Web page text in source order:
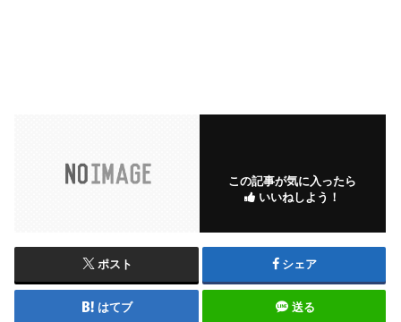
この記事が気に入ったら
いいねしよう！
ポスト シェア
はてブ 送る